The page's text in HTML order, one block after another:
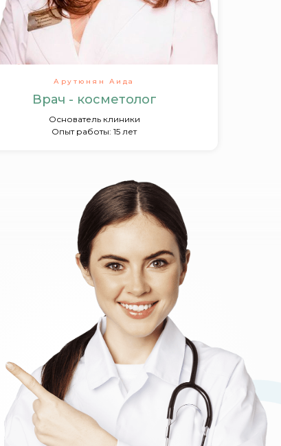
Арутюнян Аида
Врач - косметолог
Основатель клиники
Опыт работы: 15 лет